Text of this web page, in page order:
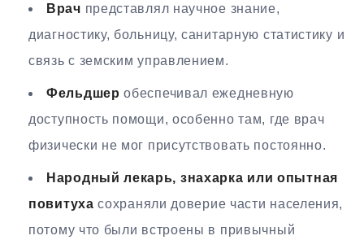
Врач представлял научное знание,
диагностику, больницу, санитарную статистику и
связь с земским управлением.
Фельдшер обеспечивал ежедневную
доступность помощи, особенно там, где врач
физически не мог присутствовать постоянно.
Народный лекарь, знахарка или опытная
повитуха сохраняли доверие части населения,
потому что были встроены в привычный